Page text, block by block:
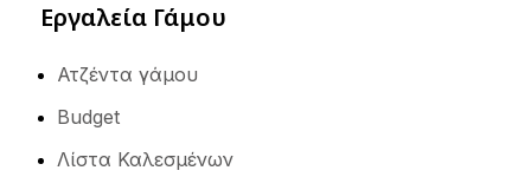
Εργαλεία Γάμου
Ατζέντα γάμου
Budget
Λίστα Καλεσμένων